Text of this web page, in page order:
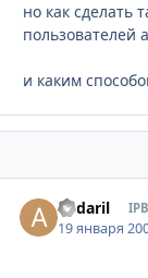
но как сделать
пользователей
и каким
andaril
19 января